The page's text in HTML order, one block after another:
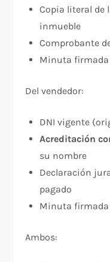
Copia literal de
inmueble
Comprobante
Minuta firmada
Del vendedor:
DNI vigente
Acreditación
su nombre
Declaración
pagado
Minuta firmada
Ambos: